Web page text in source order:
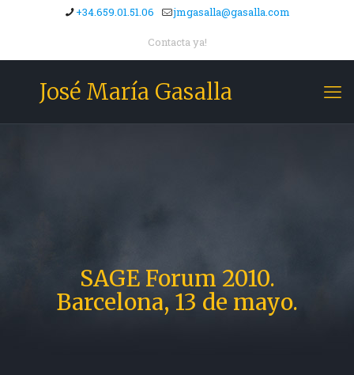
+34.659.01.51.06 jmgasalla@gasalla.com
Contacta ya!
José María Gasalla
SAGE Forum 2010.
Barcelona, 13 de mayo.